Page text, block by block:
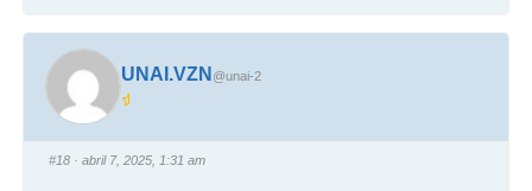
UNAI.VZN @unai-2
#18 · abril 7, 2025, 1:31 am